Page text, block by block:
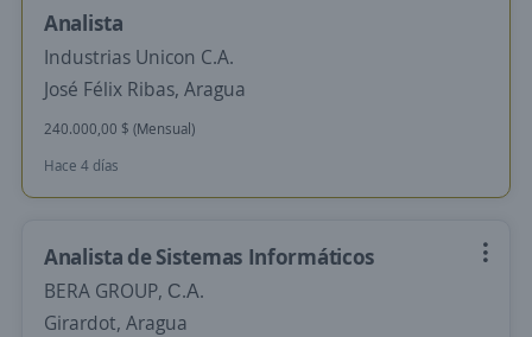
Analista
Industrias Unicon C.A.
José Félix Ribas, Aragua
240.000,00 $ (Mensual)
Hace 4 días
Analista de Sistemas Informáticos
BERA GROUP, С.А.
Girardot, Aragua